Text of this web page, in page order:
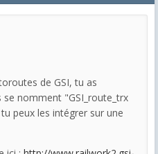
de GSI, tu as
nomment "GSI_route_trx
peux les intégrer sur une